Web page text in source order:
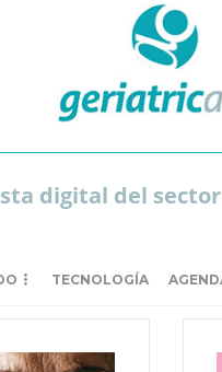
digital del
TECNOLOGÍA